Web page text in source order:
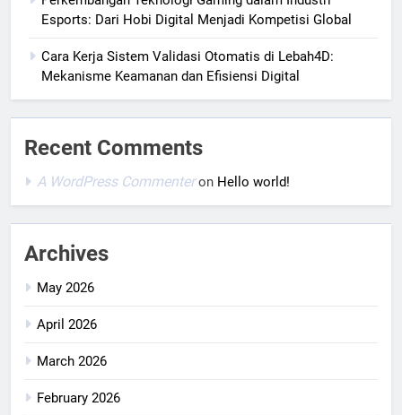
Esports: Dari Hobi Digital Menjadi Kompetisi Global
Cara Kerja Sistem Validasi Otomatis di Lebah4D:
Mekanisme Keamanan dan Efisiensi Digital
Recent Comments
A WordPress Commenteron Hello world!
Archives
May 2026
April 2026
March 2026
February 2026